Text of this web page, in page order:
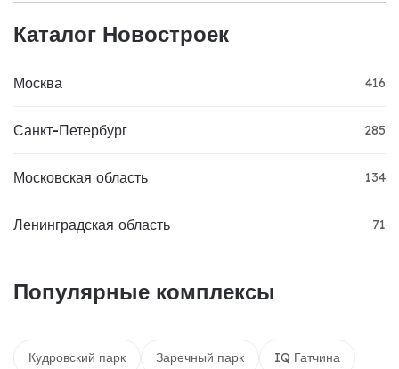
Каталог Новостроек
Москва 416
Санкт-Петербург 285
Московская область 134
Ленинградская область 71
Популярные комплексы
Кудровский парк Заречный парк IQ Гатчина